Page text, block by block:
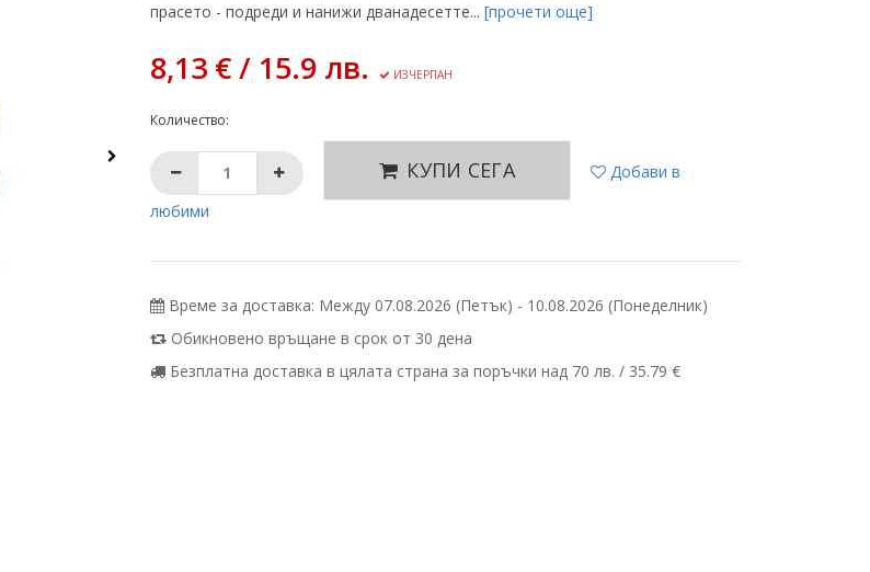
прасето - подреди и нанижи дванадесетте... [прочети още]
8,13 € / 15.9 лв. ИЗЧЕРПАН
Количество:
КУПИ СЕГА
Добави в
любими
Време за доставка: Между 07.08.2026 (Петък) - 10.08.2026 (Понеделник)
Обикновено връщане в срок от 30 дена
Безплатна доставка в цялата страна за поръчки над 70 лв. / 35.79 €